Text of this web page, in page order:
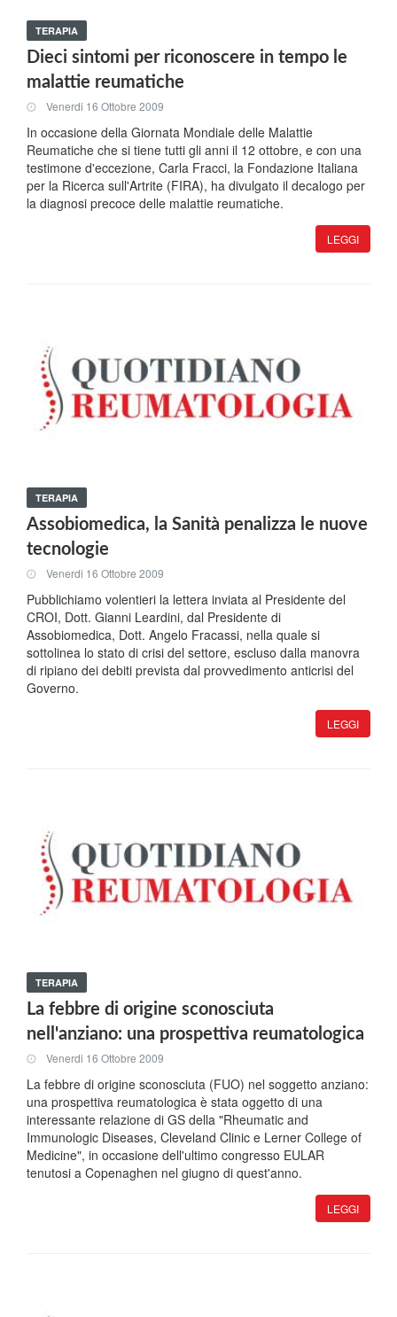
TERAPIA
Dieci sintomi per riconoscere in tempo le
malattie reumatiche
Venerdi 16 Ottobre 2009
In occasione della Giornata Mondiale delle Malattie
Reumatiche che si tiene tutti gli anni il 12 ottobre, e con una
testimone d'eccezione, Carla Fracci, la Fondazione Italiana
per la Ricerca sull'Artrite (FIRA), ha divulgato il decalogo per
la diagnosi precoce delle malattie reumatiche.
LEGGI
TERAPIA
Assobiomedica, la Sanità penalizza le nuove
tecnologie
Venerdi 16 Ottobre 2009
Pubblichiamo volentieri la lettera inviata al Presidente del
CROI, Dott. Gianni Leardini, dal Presidente di
Assobiomedica, Dott. Angelo Fracassi, nella quale si
sottolinea lo stato di crisi del settore, escluso dalla manovra
di ripiano dei debiti prevista dal provvedimento anticrisi del
Governo.
LEGGI
TERAPIA
La febbre di origine sconosciuta
nell'anziano: una prospettiva reumatologica
Venerdi 16 Ottobre 2009
La febbre di origine sconosciuta (FUO) nel soggetto anziano:
una prospettiva reumatologica è stata oggetto di una
interessante relazione di GS della "Rheumatic and
Immunologic Diseases, Cleveland Clinic e Lerner College of
Medicine", in occasione dell'ultimo congresso EULAR
tenutosi a Copenaghen nel giugno di quest'anno.
LEGGI